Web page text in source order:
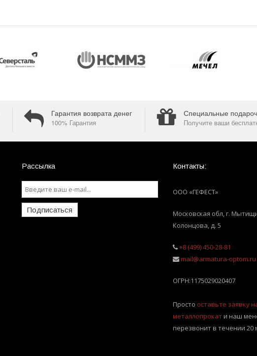
Гарантия возврата денег
100% Гарантия
Специальные
Получите ваши
Рассылка
Подписаться
Контакты:
ООО «ГЕФЕСТ»
Московская обл, г.
Колонцова, д. 5
+8 (499) 450-28-81
mail@armatura-optom.ru
ОГРН:1175029020407
Просто оставьте заявку
металлопрокати наш
перезвонит в течении 20